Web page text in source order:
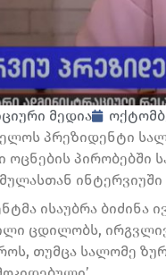
მედია
პრეზიდენტი
ოცნების პირობებში
ინტერვიუში
ისაუბრა ბიძინა
ცდილობს,
თუმცა სალომე